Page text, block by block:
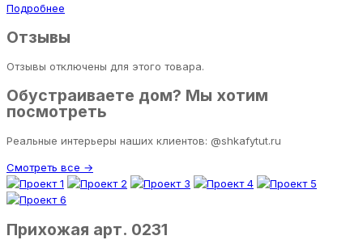
Подробнее
Отзывы
Отзывы отключены для этого товара.
Обустраиваете дом? Мы хотим
посмотреть
Реальные интерьеры наших клиентов: @shkafytut.ru
Смотреть все →
Прихожая арт. 0231